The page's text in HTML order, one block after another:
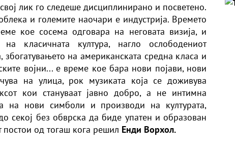
лик го следеше дисциплинирано и посветено.
и големите наочари е индустрија. Времето
кое сосема одговара на неговата визија, и
класичната култура, нагло ослободениот
збогатувањето на американската средна класа и
војни... е време кое бара нови појави, нови
на улица, рок музиката која се доживува
кои стануваат јавно добро, а не интимна
на нови симболи и производи на културата,
секој без обврска да биде упатен и образован
постои од тогаш кога решил Енди Ворхол.